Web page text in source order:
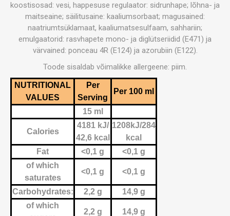
koostisosad: vesi, happesuse regulaator: sidrunhape; lõhna- ja
maitseaine; säilitusaine: kaaliumsorbaat; magusained:
naatriumtsüklamaat, kaaliumatsesulfaam, sahhariin;
emulgaatorid: rasvhapete mono- ja diglütseriidid (E471) ja
värvained: ponceau 4R (E124) ja azorubiin (E122).
Toode sisaldab võimalikke allergeene: piim.
NUTRITIONAL
VALUES
Per
Serving
Per 100 ml
15 ml
Calories
4181 kJ/
42,6 kcal
1208kJ/284
kcal
Fat
<0,1 g
<0,1 g
of which
saturates
<0,1 g <0,1 g
Carbohydrates: 2,2 g
14,9 g
of which
2,2 g 14,9 g